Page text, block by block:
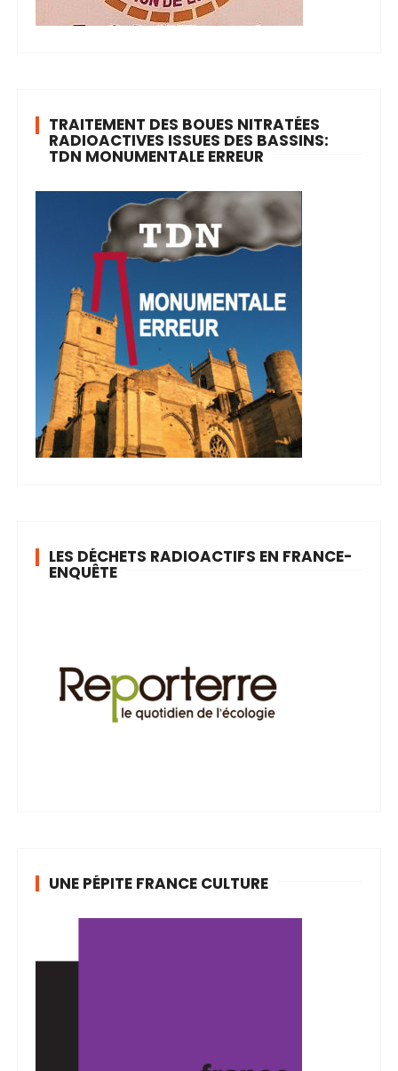
TRAITEMENT DES BOUES NITRATÉES
RADIOACTIVES ISSUES DES BASSINS:
TDN MONUMENTALE ERREUR
LES DÉCHETS RADIOACTIFS EN FRANCE-
ENQUÊTE
UNE PÉPITE FRANCE CULTURE